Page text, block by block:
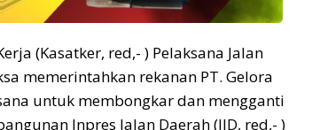
(Kasatker, red,- ) Pelaksana Jalan
memerintahkan rekanan PT. Gelora
untuk membongkar dan mengganti
Inpres Jalan Daerah (IJD, red,- )